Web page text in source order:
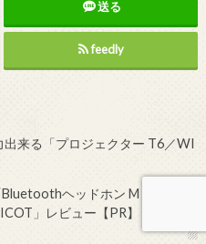
送る
feedly
来る「プロジェクター T6／WI
ヘッドホン M
」レビュー【PR】